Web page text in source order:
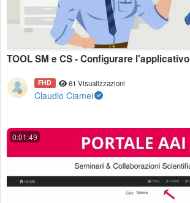
TOOL SM e CS - Configurare l'applicativo
FHD 61 Visualizzazioni
Claudio Ciamei
0:01:49